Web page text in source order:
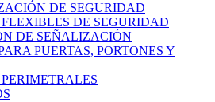
DE SEGURIDAD
DE SEGURIDAD
DE SEÑALIZACIÓN
PUERTAS, PORTONES Y